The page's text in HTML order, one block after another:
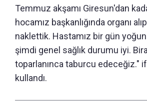
Temmuz akşamı Giresun'dan
hocamız başkanlığında organı
naklettik. Hastamız bir gün yoğun
şimdi genel sağlık durumu iyi.
toparlanınca taburcu edeceğiz."
kullandı.